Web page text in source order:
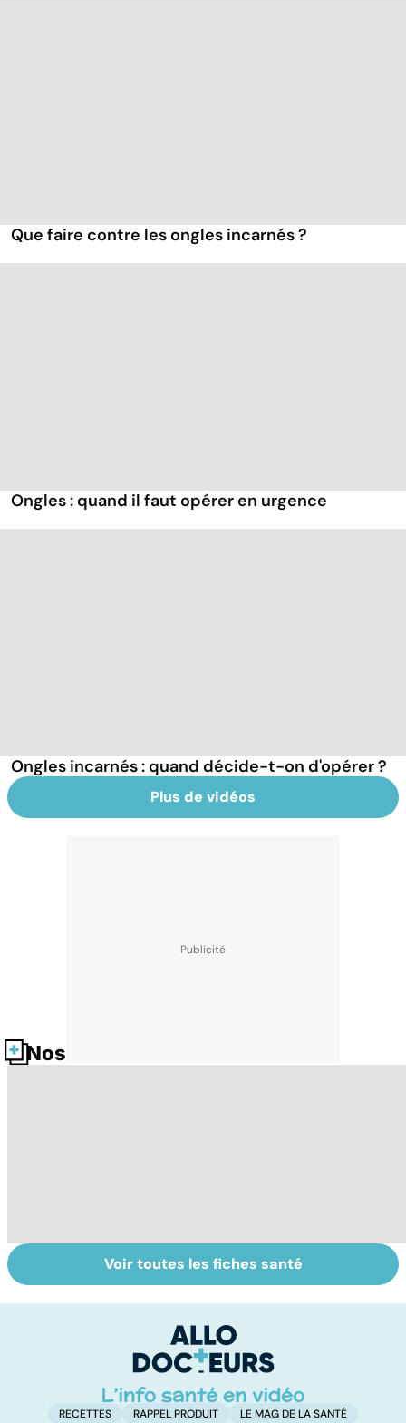
Que faire contre les ongles incarnés ?
Ongles : quand il faut opérer en urgence
Ongles incarnés : quand décide-t-on d'opérer ?
Plus de vidéos
Nos fiches santé
Ongles : quand
s'inquiéter ?
Quand les pieds
font souffrir
Voir toutes les fiches santé
RECETTES RAPPEL PRODUIT LE MAG DE LA SANTÉ